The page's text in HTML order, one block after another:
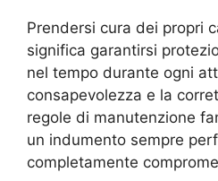
Prendersi cura dei propri
significa garantirsi
nel tempo durante ogni
consapevolezza e la
regole di manutenzione
un indumento sempre
completamente